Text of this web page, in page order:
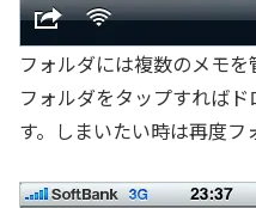
フォルダには複数のメモを
フォルダをタップすれば
す。しまいたい時は再度フ